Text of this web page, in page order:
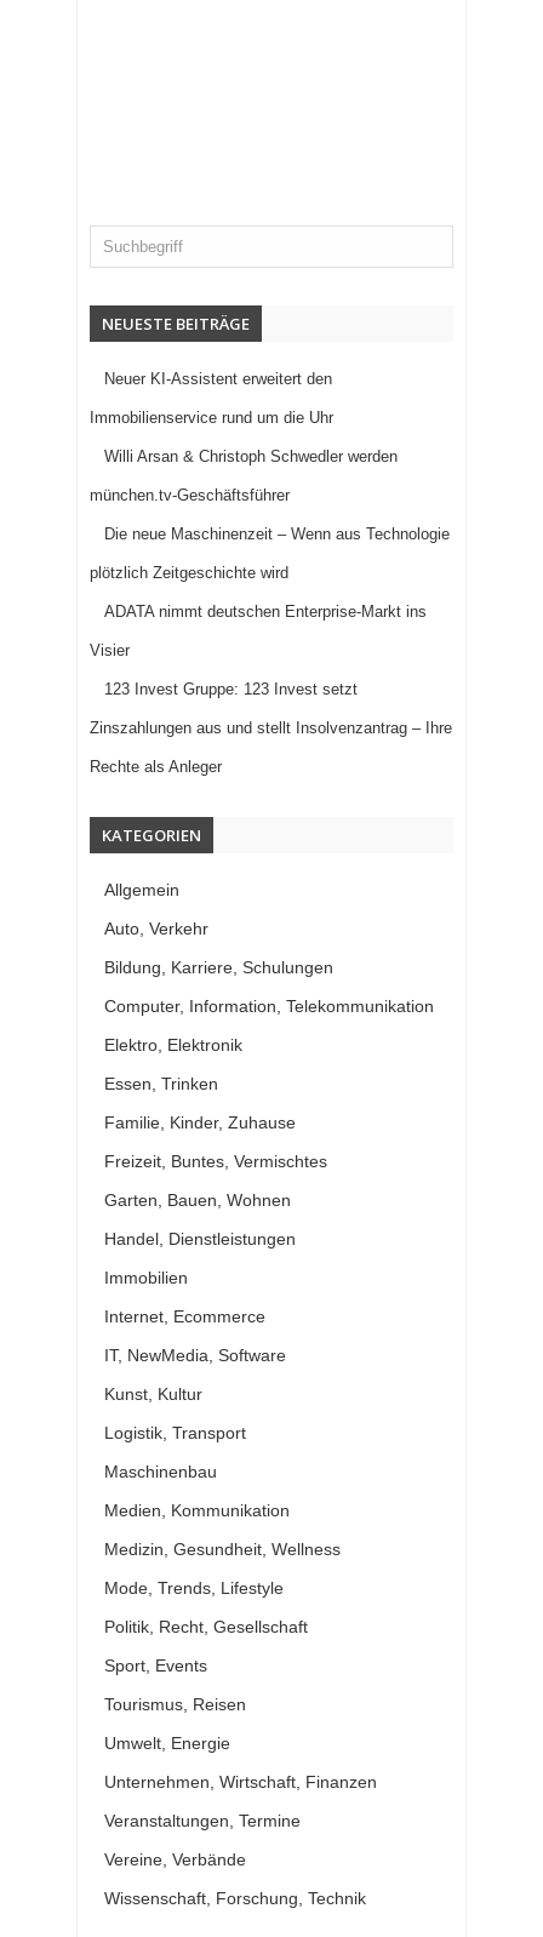
NEUESTE BEITRÄGE
Neuer KI-Assistent erweitert den
Immobilienservice rund um die Uhr
Willi Arsan & Christoph Schwedler werden
münchen.tv-Geschäftsführer
Die neue Maschinenzeit – Wenn aus Technologie
plötzlich Zeitgeschichte wird
ADATA nimmt deutschen Enterprise-Markt ins
Visier
123 Invest Gruppe: 123 Invest setzt
Zinszahlungen aus und stellt Insolvenzantrag – Ihre
Rechte als Anleger
KATEGORIEN
Allgemein
Auto, Verkehr
Bildung, Karriere, Schulungen
Computer, Information, Telekommunikation
Elektro, Elektronik
Essen, Trinken
Familie, Kinder, Zuhause
Freizeit, Buntes, Vermischtes
Garten, Bauen, Wohnen
Handel, Dienstleistungen
Immobilien
Internet, Ecommerce
IT, NewMedia, Software
Kunst, Kultur
Logistik, Transport
Maschinenbau
Medien, Kommunikation
Medizin, Gesundheit, Wellness
Mode, Trends, Lifestyle
Politik, Recht, Gesellschaft
Sport, Events
Tourismus, Reisen
Umwelt, Energie
Unternehmen, Wirtschaft, Finanzen
Veranstaltungen, Termine
Vereine, Verbände
Wissenschaft, Forschung, Technik